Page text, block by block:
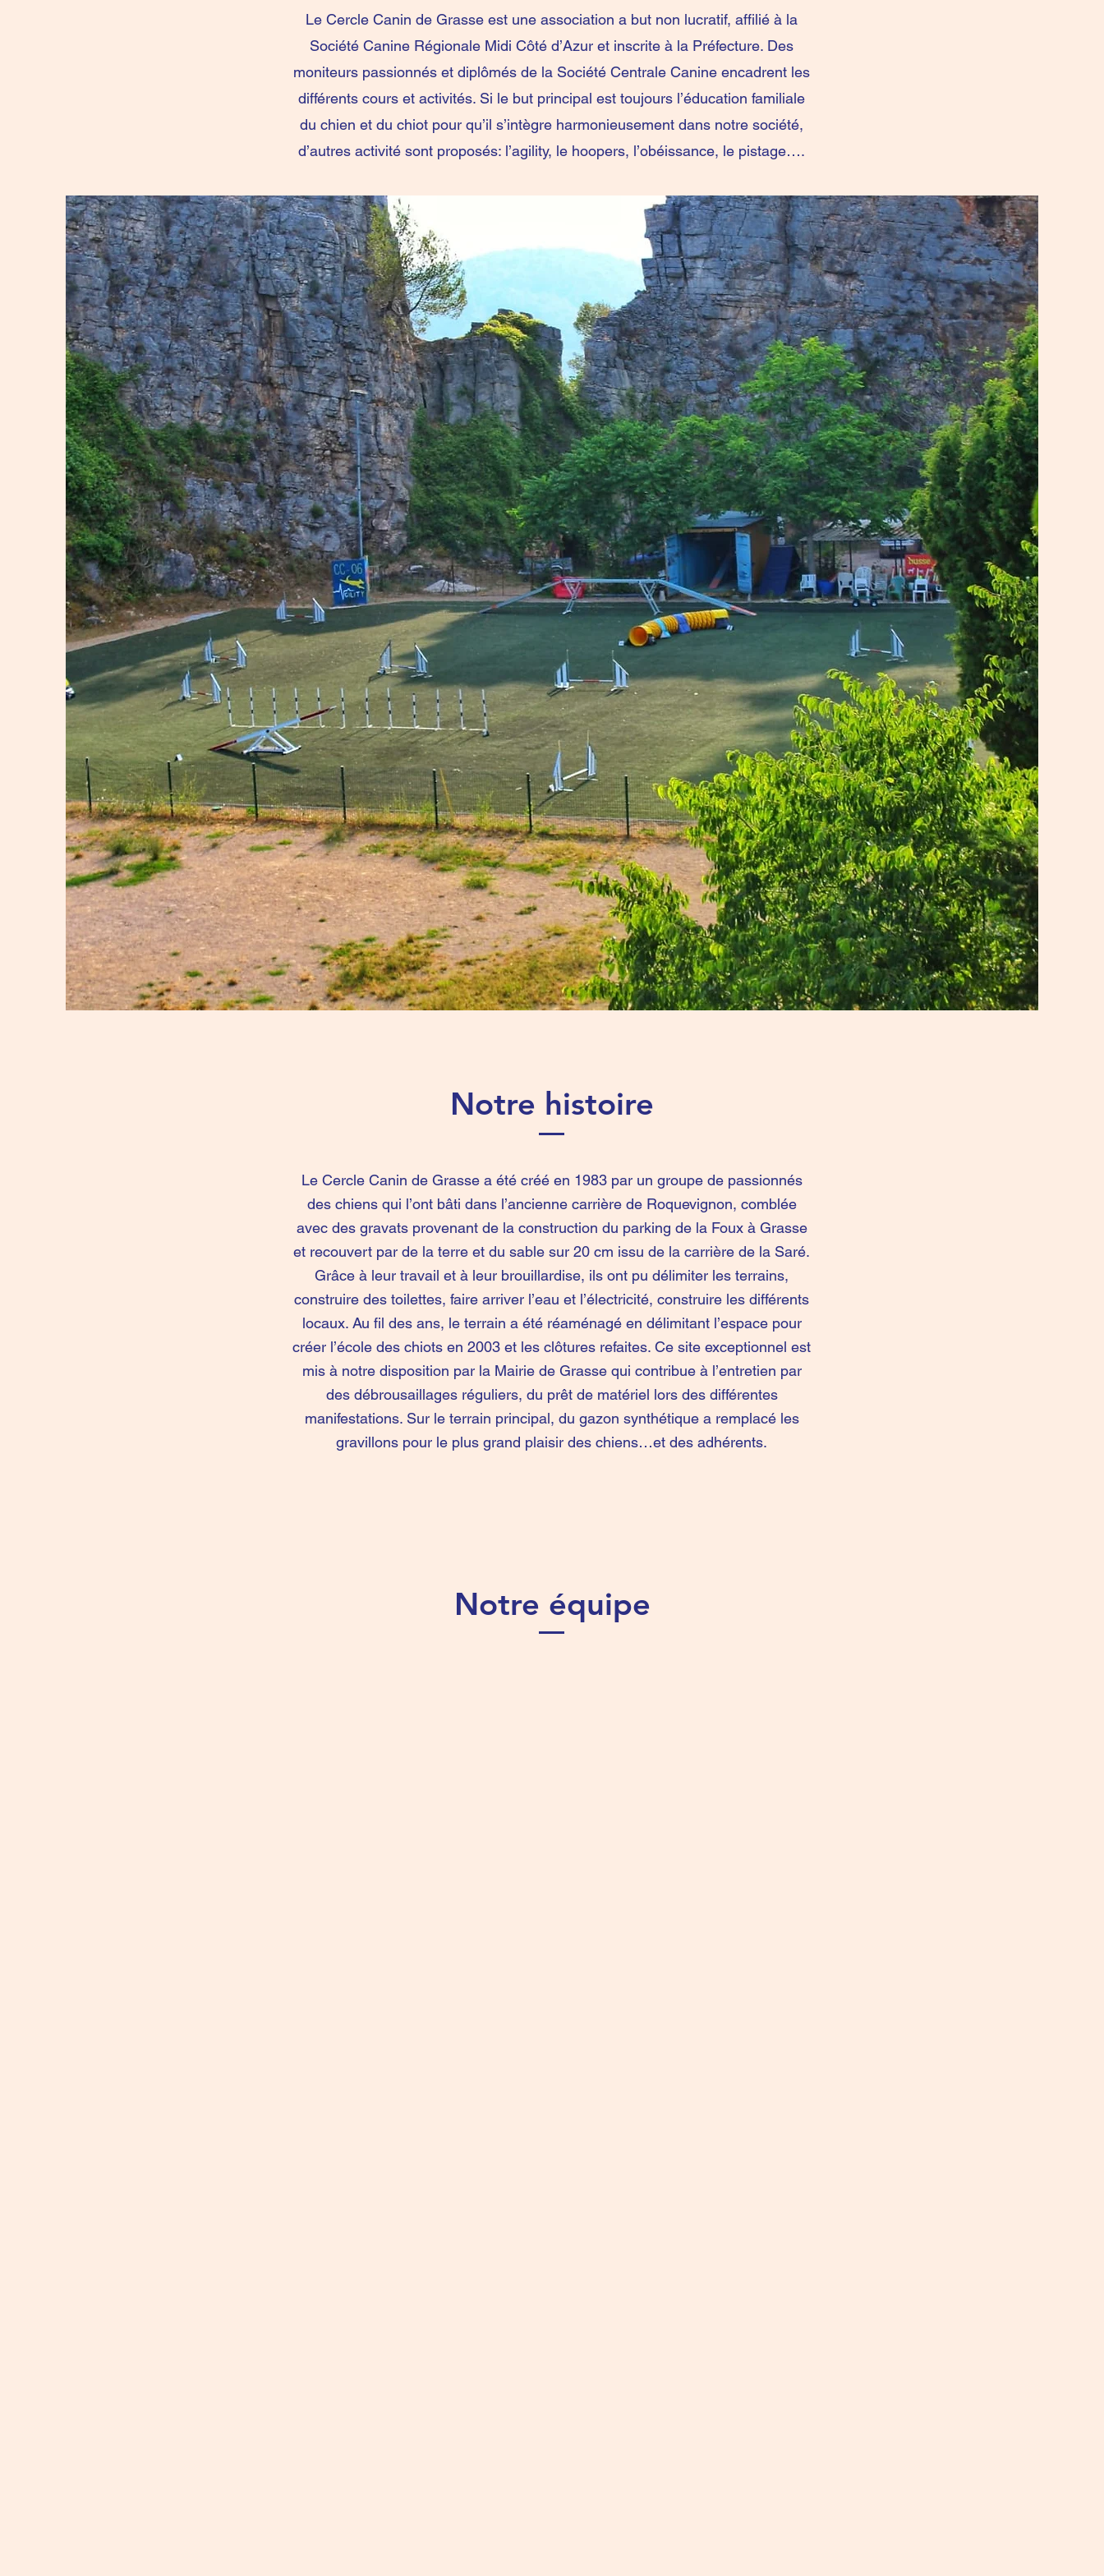
Le Cercle Canin de Grasse est une association a but non lucratif, affilié à la
Société Canine Régionale Midi Côté d’Azur et inscrite à la Préfecture. Des
moniteurs passionnés et diplômés de la Société Centrale Canine encadrent les
différents cours et activités. Si le but principal est toujours l’éducation familiale
du chien et du chiot pour qu’il s’intègre harmonieusement dans notre société,
d’autres activité sont proposés: l’agility, le hoopers, l’obéissance, le pistage….
Notre histoire
Le Cercle Canin de Grasse a été créé en 1983 par un groupe de passionnés
des chiens qui l’ont bâti dans l’ancienne carrière de Roquevignon, comblée
avec des gravats provenant de la construction du parking de la Foux à Grasse
et recouvert par de la terre et du sable sur 20 cm issu de la carrière de la Saré.
Grâce à leur travail et à leur brouillardise, ils ont pu délimiter les terrains,
construire des toilettes, faire arriver l’eau et l’électricité, construire les différents
locaux. Au fil des ans, le terrain a été réaménagé en délimitant l’espace pour
créer l’école des chiots en 2003 et les clôtures refaites. Ce site exceptionnel est
mis à notre disposition par la Mairie de Grasse qui contribue à l’entretien par
des débrousaillages réguliers, du prêt de matériel lors des différentes
manifestations. Sur le terrain principal, du gazon synthétique a remplacé les
gravillons pour le plus grand plaisir des chiens…et des adhérents.
Notre équipe